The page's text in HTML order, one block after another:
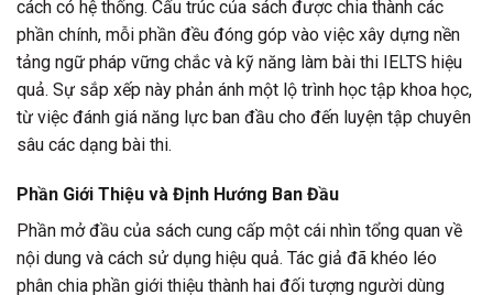
cách có hệ thống. Cấu trúc của sách được chia thành các
phần chính, mỗi phần đều đóng góp vào việc xây dựng nền
tảng ngữ pháp vững chắc và kỹ năng làm bài thi IELTS hiệu
quả. Sự sắp xếp này phản ánh một lộ trình học tập khoa học,
từ việc đánh giá năng lực ban đầu cho đến luyện tập chuyên
sâu các dạng bài thi.
Phần Giới Thiệu và Định Hướng Ban Đầu
Phần mở đầu của sách cung cấp một cái nhìn tổng quan về
nội dung và cách sử dụng hiệu quả. Tác giả đã khéo léo
phân chia phần giới thiệu thành hai đối tượng người dùng